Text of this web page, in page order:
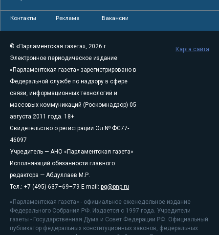
Контакты Реклама Вакансии
© «Парламентская газета», 2026 г.
Электронное периодическое издание
«Парламентская газета» зарегистрировано в
Федеральной службе по надзору в сфере
связи, информационных технологий и
массовых коммуникаций (Роскомнадзор) 05
августа 2011 года. 18+
Свидетельство о регистрации Эл № ФС77-
46097
Учредитель — АНО «Парламентская газета»
Исполняющий обязанности главного
редактора — Абдуллаев М.Р.
Тел.: +7 (495) 637–69–79 E-mail: pg@pnp.ru
«Парламентская газета» - официальное еженедельное издание
Федерального Собрания РФ. Издается с 1997 года. Учредители
газеты - Государственная Дума и Совет Федерации РФ. Официальный
публикатор федеральных конституционных законов, федеральных
Карта сайта